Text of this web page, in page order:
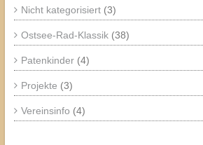
Nicht kategorisiert(3)
Ostsee-Rad-Klassik(38)
Patenkinder(4)
Projekte (3)
Vereinsinfo (4)